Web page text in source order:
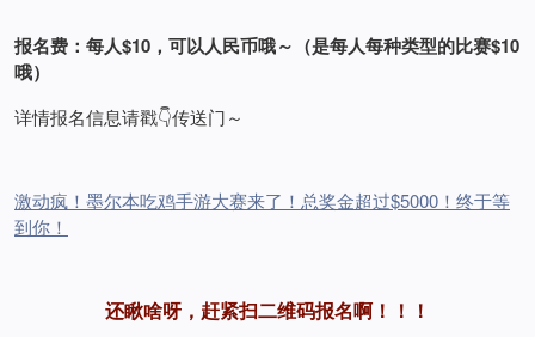
报名费：每人$10，可以人民币哦～（是每人每种类型的比赛$10
哦）
详情报名信息请戳👇传送门～
激动疯！墨尔本吃鸡手游大赛来了！总奖金超过$5000！终于等
到你！
还瞅啥呀，赶紧扫二维码报名啊！！！